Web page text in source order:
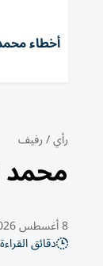
أخطاء
رأي/رفيف
محمد
8 أغسطس 2026 00:01 صباحًا
دقائق